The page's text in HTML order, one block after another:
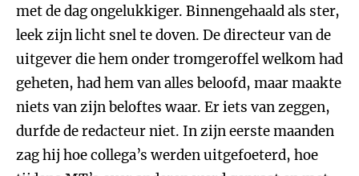
met de dag ongelukkiger. Binnengehaald als ster,
leek zijn licht snel te doven. De directeur van de
uitgever die hem onder tromgeroffel welkom had
geheten, had hem van alles beloofd, maar maakte
niets van zijn beloftes waar. Er iets van zeggen,
durfde de redacteur niet. In zijn eerste maanden
zag hij hoe collega’s werden uitgefoeterd, hoe